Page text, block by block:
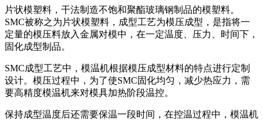
片状模塑料，干法制造不饱和聚酯玻璃钢制品的模塑料。
SMC被称之为片状模塑料，成型工艺为模压成型，是指将一
定量的模压料放入金属对模中，在一定温度、压力、时间下，
固化成型制品。
SMC成型工艺中，模温机根据模压成型材料的特点进行定制
设计。模压过程中，为了使SMC固化均匀，减少热应力，需
要高精度模温机来对模具加热阶段温控。
保持成型温度后还需要保温一段时间，在控温过程中，模温机